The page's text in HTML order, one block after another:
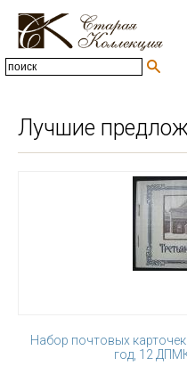
Лучшие
Набор почтовых
год, 12